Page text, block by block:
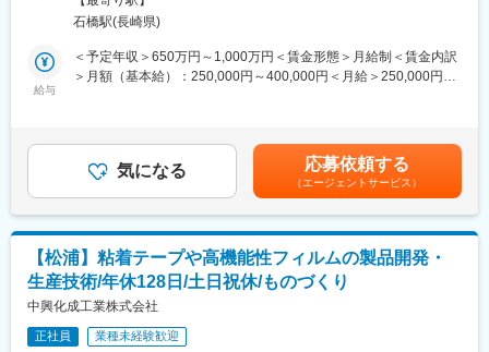
■研修：
ね1年で簡単な案件をお任せしていきます。その他随時ソフトベン
ダー研修参加も可能◎
支援する、三菱重工業（株）シェアードテクノロジー部門直轄の
エンジニアリング会社です。三菱重工の最先端技術分野に携わ
り、深海から陸上・宇宙まで多岐にわたる開発において、実験・
解析、制御、知財調査、市場調査など幅広い技術で多様なニーズ
にお応えする技術集団です。これまで、入社3年目には仕事の取り
まとめ役に抜擢された社員もおり、積極的な技術者は年齢に関係
なく若手も活躍できる風土があります。
変更の範囲：会社の定める業務
（化成品合成触媒、脱硝触媒）、機能材（CO2吸着材、水素生成
材料）を用いた新規プロセスを構築の研究開発を企画し、実行す
る業務
・触媒／機能材の機能を目標値で動作させる反応器設計、分離／
・上記業務を取りまとめるプロジェクトマネジメント
【変更の範囲：当社の定める業務全般。将来的に会社の指示する
私たち三菱重工は、次の世代の暮らしと、そこにある幸福を想
い、人々に感動を与えるような技術と、ものづくりへの情熱によ
って、たしかな未来を提供していくことを目指します。そのため
に私たちは、これまで培ってきた技術を磨くとともに、新たな発
想で様々な技術を融合させるなど、さらなる価値提供を追求し、
地球的な視野で人類の課題の解決と夢の実現に取り組みます。
石橋駅(長崎県)
給与
＜予定年収＞650万円～1,000万円＜賃金形態＞月給制＜賃金内訳
＞月額（基本給）：250,000円～400,000円＜月給＞250,000円～
じて上下する可能性があります。月給(月額)は固定手当を含めた表
記です。気になる 応募依頼する
（エージェントサービス）
【松浦】粘着テープや高機能性フィルムの製品開発・
生産技術/年休128日/土日祝休/ものづくり
中興化成工業株式会社
正社員 業種未経験歓迎